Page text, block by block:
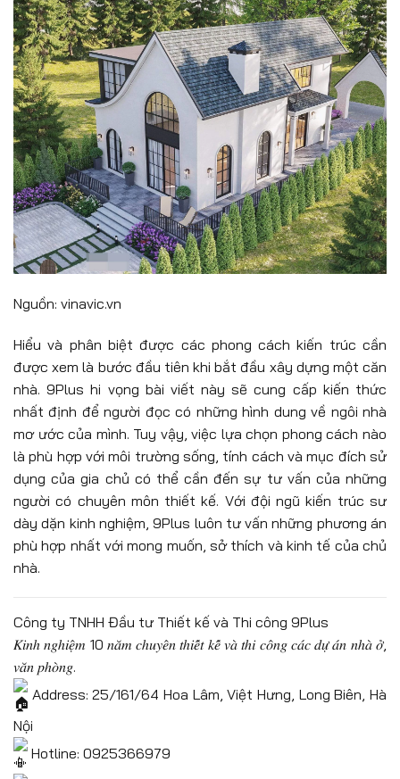
Nguồn: vinavic.vn
Hiểu và phân biệt được các phong cách kiến trúc cần
được xem là bước đầu tiên khi bắt đầu xây dựng một căn
nhà. 9Plus hi vọng bài viết này sẽ cung cấp kiến thức
nhất định để người đọc có những hình dung về ngôi nhà
mơ ước của mình. Tuy vậy, việc lựa chọn phong cách nào
là phù hợp với môi trường sống, tính cách và mục đích sử
dụng của gia chủ có thể cần đến sự tư vấn của những
người có chuyên môn thiết kế. Với đội ngũ kiến trúc sư
dày dặn kinh nghiệm, 9Plus luôn tư vấn những phương án
phù hợp nhất với mong muốn, sở thích và kinh tế của chủ
nhà.
Công ty TNHH Đầu tư Thiết kế và Thi công 9Plus
𝐾𝑖𝑛ℎ 𝑛𝑔ℎ𝑖𝑒̣̂𝑚 10 𝑛𝑎̆𝑚 𝑐ℎ𝑢𝑦𝑒̂𝑛 𝑡ℎ𝑖𝑒̂́𝑡 𝑘𝑒̂́ 𝑣𝑎̀ 𝑡ℎ𝑖 𝑐𝑜̂𝑛𝑔 𝑐𝑎́𝑐 𝑑𝑢̛̣ 𝑎́𝑛 𝑛ℎ𝑎̀ 𝑜̛̉,
𝑣𝑎̆𝑛 𝑝ℎ𝑜̀𝑛𝑔.
Address: 25/161/64 Hoa Lâm, Việt Hưng, Long Biên, Hà
Nội
Hotline: 0925366979